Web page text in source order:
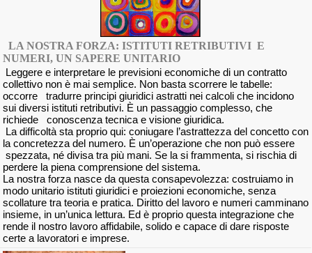
LA NOSTRA FORZA: ISTITUTI RETRIBUTIVI E
NUMERI, UN SAPERE UNITARIO
Leggere e interpretare le previsioni economiche di un contratto
collettivo non è mai semplice. Non basta scorrere le tabelle:
occorre tradurre principi giuridici astratti nei calcoli che incidono
sui diversi istituti retributivi. È un passaggio complesso, che
richiede conoscenza tecnica e visione giuridica.
La difficoltà sta proprio qui: coniugare l’astrattezza del concetto con
la concretezza del numero. È un’operazione che non può essere
spezzata, né divisa tra più mani. Se la si frammenta, si rischia di
perdere la piena comprensione del sistema.
La nostra forza nasce da questa consapevolezza: costruiamo in
modo unitario istituti giuridici e proiezioni economiche, senza
scollature tra teoria e pratica. Diritto del lavoro e numeri camminano
insieme, in un’unica lettura. Ed è proprio questa integrazione che
rende il nostro lavoro affidabile, solido e capace di dare risposte
certe a lavoratori e imprese.